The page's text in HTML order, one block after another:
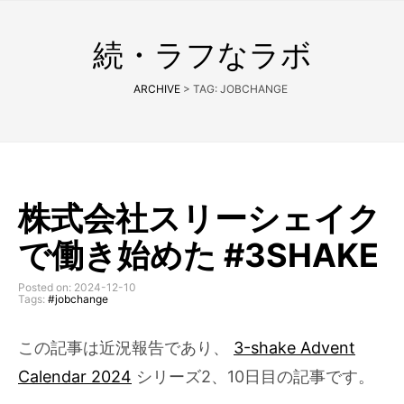
続・ラフなラボ
ARCHIVE> TAG: JOBCHANGE
株式会社スリーシェイク
で働き始めた #3SHAKE
Posted on: 2024-12-10
Tags: #jobchange
この記事は近況報告であり、 3-shake Advent
Calendar 2024 シリーズ2、10日目の記事です。